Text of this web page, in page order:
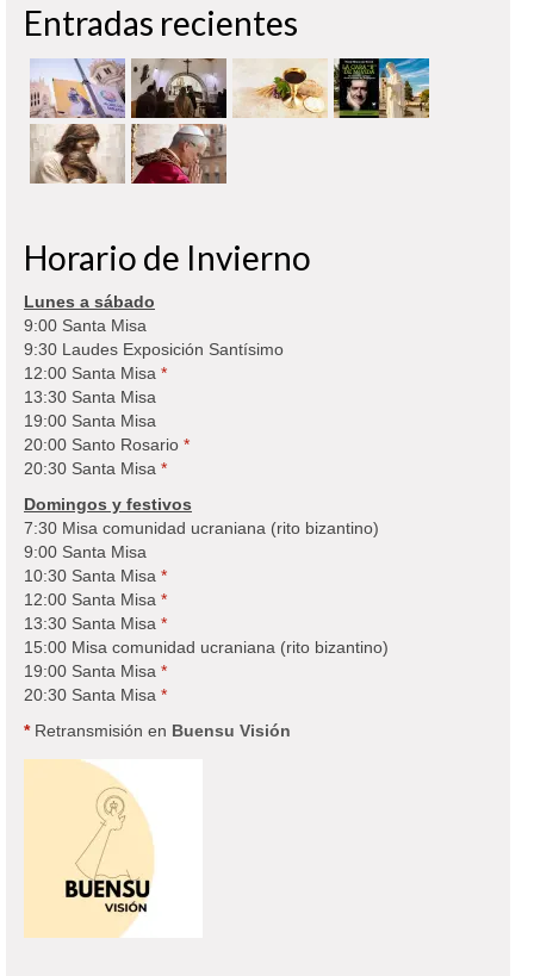
Entradas recientes
Horario de Invierno
Lunes a sábado
9:00 Santa Misa
9:30 Laudes Exposición Santísimo
12:00 Santa Misa *
13:30 Santa Misa
19:00 Santa Misa
20:00 Santo Rosario *
20:30 Santa Misa *
Domingos y festivos
7:30 Misa comunidad ucraniana (rito bizantino)
9:00 Santa Misa
10:30 Santa Misa *
12:00 Santa Misa *
13:30 Santa Misa *
15:00 Misa comunidad ucraniana (rito bizantino)
19:00 Santa Misa *
20:30 Santa Misa *
*Retransmisión en Buensu Visión